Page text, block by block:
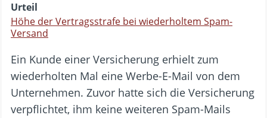
Urteil
Höhe der Vertragsstrafe bei wiederholtem Spam-
Versand
Ein Kunde einer Versicherung erhielt zum
wiederholten Mal eine Werbe-E-Mail von dem
Unternehmen. Zuvor hatte sich die Versicherung
verpflichtet, ihm keine weiteren Spam-Mails